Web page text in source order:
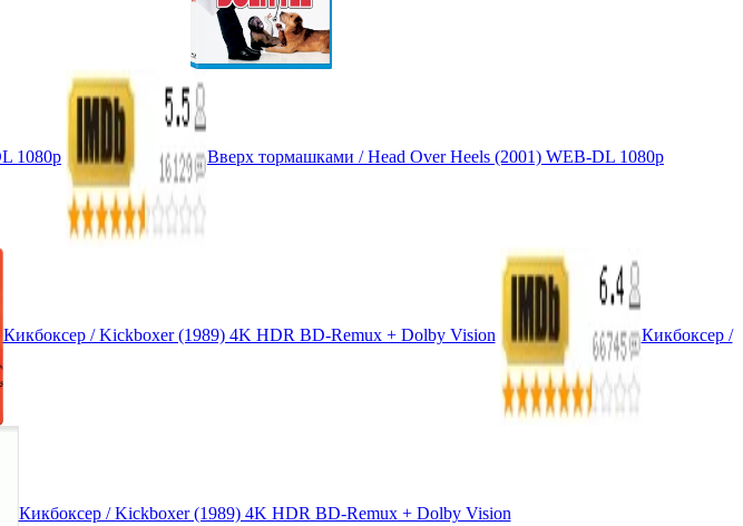
1080p Вверх тормашками / Head Over Heels (2001) WEB-DL 1080p
Кикбоксер / Kickboxer (1989) 4K HDR BD-Remux + Dolby Vision Кикбоксер /
Кикбоксер / Kickboxer (1989) 4K HDR BD-Remux + Dolby Vision